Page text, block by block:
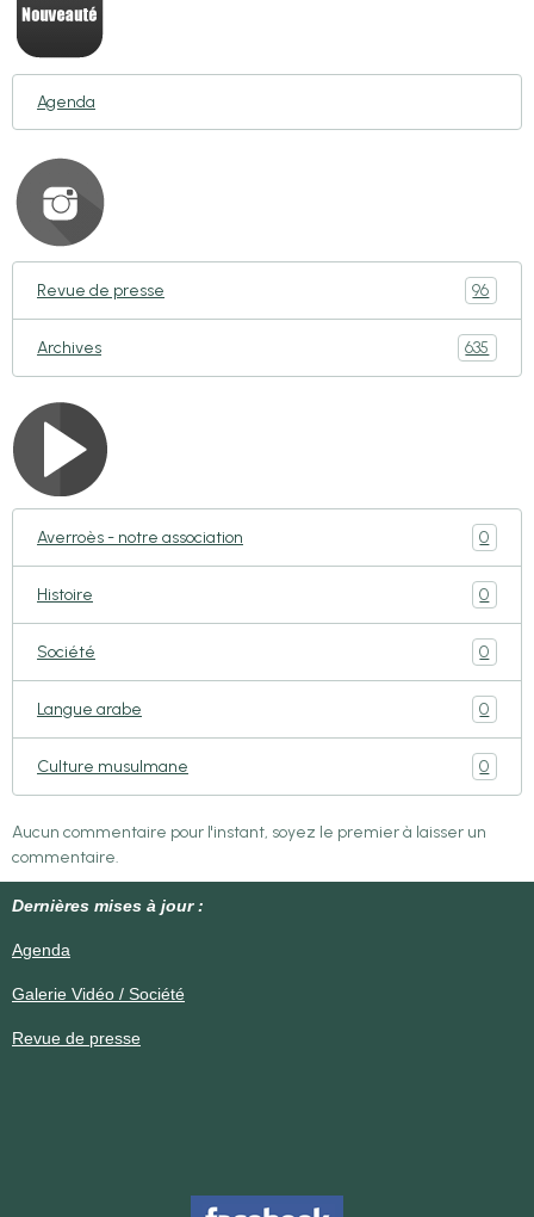
Agenda
Revue de presse 96
Archives 635
Averroès - notre association 0
Histoire 0
Société 0
Langue arabe 0
Culture musulmane 0
Aucun commentaire pour l'instant, soyez le premier à laisser un
commentaire.
Dernières mises à jour :
Agenda
Galerie Vidéo / Société
Revue de presse